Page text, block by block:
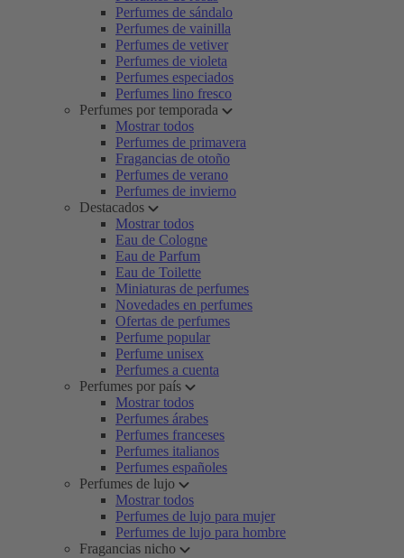
Perfumes de sándalo
Perfumes de vainilla
Perfumes de vetiver
Perfumes de violeta
Perfumes especiados
Perfumes lino fresco
Perfumes por temporada
Mostrar todos
Perfumes de primavera
Fragancias de otoño
Perfumes de verano
Perfumes de invierno
Destacados
Mostrar todos
Eau de Cologne
Eau de Parfum
Eau de Toilette
Miniaturas de perfumes
Novedades en perfumes
Ofertas de perfumes
Perfume popular
Perfume unisex
Perfumes a cuenta
Perfumes por país
Mostrar todos
Perfumes árabes
Perfumes franceses
Perfumes italianos
Perfumes españoles
Perfumes de lujo
Mostrar todos
Perfumes de lujo para mujer
Perfumes de lujo para hombre
Fragancias nicho